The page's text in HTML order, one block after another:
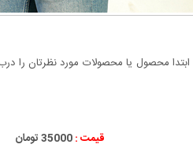
محصول یا محصولات مورد نظرتان را
قیمت :35000 تومان